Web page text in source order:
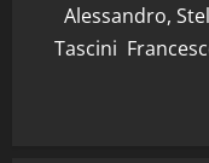
Alessandro,
Tascini